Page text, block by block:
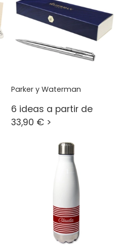
Parker y Waterman
6 ideas a partir de
33,90 € >